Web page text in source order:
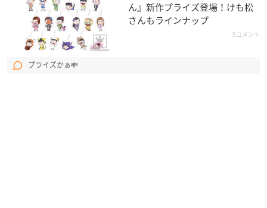
ん』新作プライズ登場！けも松
さんもラインナップ
9コメント
プライズかぁ💸